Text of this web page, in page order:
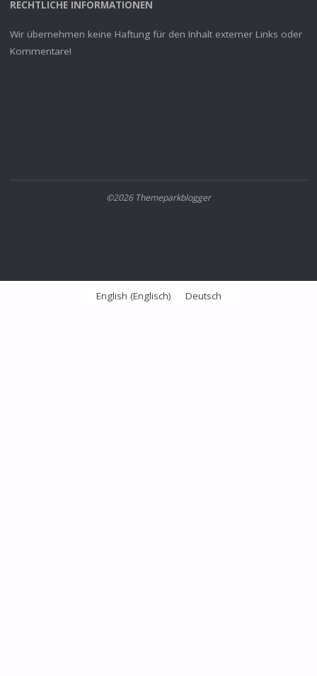
RECHTLICHE INFORMATIONEN
Wir übernehmen keine Haftung für den Inhalt externer Links oder
Kommentare!
©2026 Themeparkblogger
English (Englisch) Deutsch